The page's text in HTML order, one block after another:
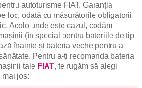
autoturisme FIAT. Garanția
loc, odată cu măsurătorile obligatorii
Acolo unde este cazul, codăm
(în special pentru bateriile de tip
înainte și bateria veche pentru a
Pentru a-ți recomanda bateria
tale FIAT, te rugăm să alegi
mai jos: